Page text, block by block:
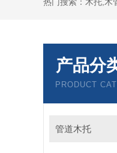
产品分
PRODUCT
管道木托